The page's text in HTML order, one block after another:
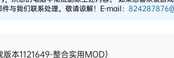
与我们联系处理。敬请谅解！E-mail：
本1121649-整合实用MOD）